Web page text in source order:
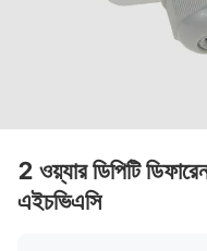
2 ওয়্যার ডিপিটি
এইচভিএসি